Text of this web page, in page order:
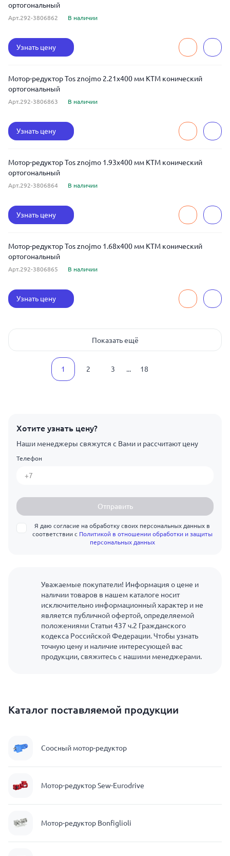
ортогональный
Арт.292-3806862 В наличии
Узнать цену
Мотор-редуктор Tos znojmo 2.21x400 мм KTM конический
ортогональный
Арт.292-3806863 В наличии
Узнать цену
Мотор-редуктор Tos znojmo 1.93x400 мм KTM конический
ортогональный
Арт.292-3806864 В наличии
Узнать цену
Мотор-редуктор Tos znojmo 1.68x400 мм KTM конический
ортогональный
Арт.292-3806865 В наличии
Узнать цену
Показать ещё
1 2 3 ... 18
Хотите узнать цену?
Наши менеджеры свяжутся с Вами и рассчитают цену
Телефон
Отправить
Я даю согласие на обработку своих персональных данных в
соответствии с Политикой в отношении обработки и защиты
персональных данных
Уважаемые покупатели! Информация о цене и
наличии товаров в нашем каталоге носит
исключительно информационный характер и не
является публичной офертой, определяемой
положениями Статьи 437 ч.2 Гражданского
кодекса Российской Федерации. Чтобы узнать
точную цену и наличие интересующей вас
продукции, свяжитесь с нашими менеджерами.
Каталог поставляемой продукции
Соосный мотор-редуктор
Мотор-редуктор Sew-Eurodrive
Мотор-редуктор Bonfiglioli